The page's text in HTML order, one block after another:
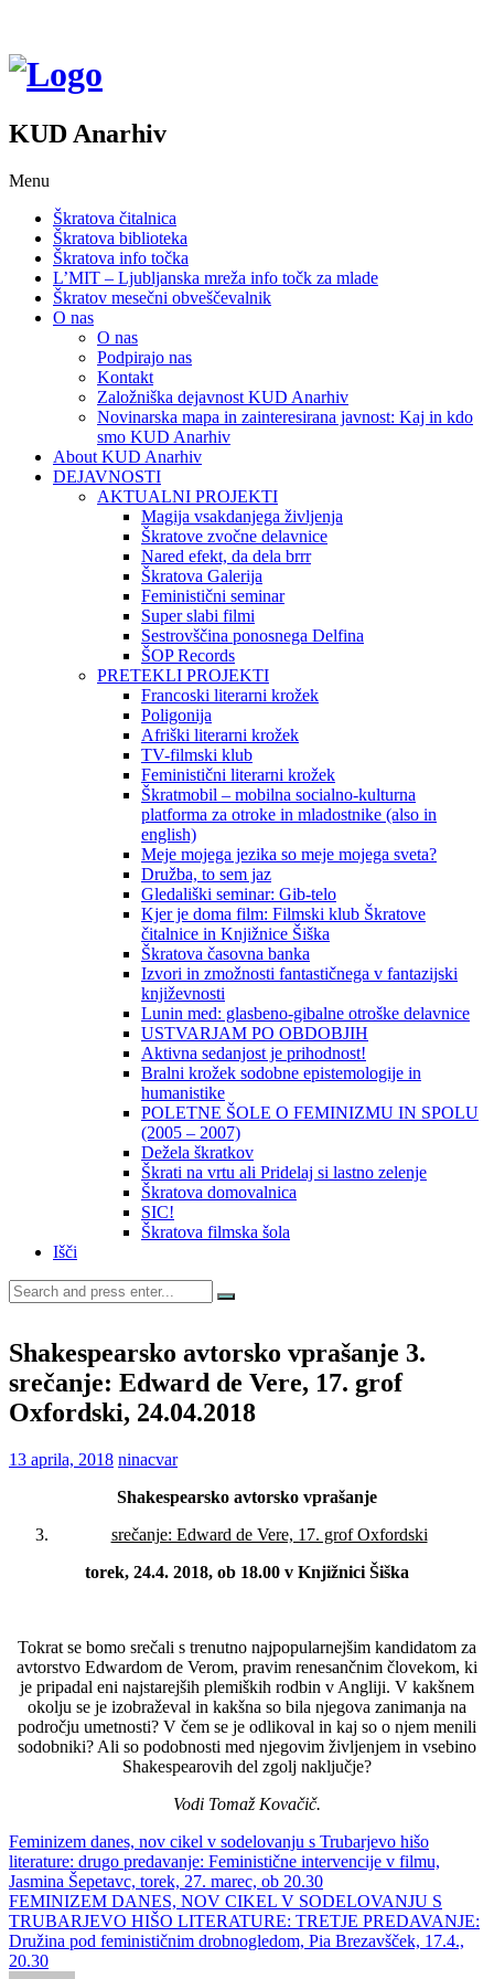
KUD Anarhiv
Menu
Škratova čitalnica
Škratova biblioteka
Škratova info točka
L’MIT – Ljubljanska mreža info točk za mlade
Škratov mesečni obveščevalnik
O nas
O nas
Podpirajo nas
Kontakt
Založniška dejavnost KUD Anarhiv
Novinarska mapa in zainteresirana javnost: Kaj in kdo
smo KUD Anarhiv
About KUD Anarhiv
DEJAVNOSTI
AKTUALNI PROJEKTI
Magija vsakdanjega življenja
Škratove zvočne delavnice
Nared efekt, da dela brrr
Škratova Galerija
Feministični seminar
Super slabi filmi
Sestrovščina ponosnega Delfina
ŠOP Records
PRETEKLI PROJEKTI
Francoski literarni krožek
Poligonija
Afriški literarni krožek
TV-filmski klub
Feministični literarni krožek
Škratmobil – mobilna socialno-kulturna
platforma za otroke in mladostnike (also in
english)
Meje mojega jezika so meje mojega sveta?
Družba, to sem jaz
Gledališki seminar: Gib-telo
Kjer je doma film: Filmski klub Škratove
čitalnice in Knjižnice Šiška
Škratova časovna banka
Izvori in zmožnosti fantastičnega v fantazijski
književnosti
Lunin med: glasbeno-gibalne otroške delavnice
USTVARJAM PO OBDOBJIH
Aktivna sedanjost je prihodnost!
Bralni krožek sodobne epistemologije in
humanistike
POLETNE ŠOLE O FEMINIZMU IN SPOLU
(2005 – 2007)
Dežela škratkov
Škrati na vrtu ali Pridelaj si lastno zelenje
Škratova domovalnica
SIC!
Škratova filmska šola
Išči
Search
for:
Shakespearsko avtorsko vprašanje 3.
srečanje: Edward de Vere, 17. grof
Oxfordski, 24.04.2018
13 aprila, 2018 ninacvar
Shakespearsko avtorsko vprašanje
srečanje: Edward de Vere, 17. grof Oxfordski
torek, 24.4. 2018, ob 18.00 v Knjižnici Šiška
Tokrat se bomo srečali s trenutno najpopularnejšim kandidatom za
avtorstvo Edwardom de Verom, pravim renesančnim človekom, ki
je pripadal eni najstarejših plemiških rodbin v Angliji. V kakšnem
okolju se je izobraževal in kakšna so bila njegova zanimanja na
področju umetnosti? V čem se je odlikoval in kaj so o njem menili
sodobniki? Ali so podobnosti med njegovim življenjem in vsebino
Shakespearovih del zgolj naključje?
Vodi Tomaž Kovačič.
Post
navigation
Feminizem danes, nov cikel v sodelovanju s Trubarjevo hišo
literature: drugo predavanje: Feministične intervencije v filmu,
Jasmina Šepetavc, torek, 27. marec, ob 20.30
FEMINIZEM DANES, NOV CIKEL V SODELOVANJU S
TRUBARJEVO HIŠO LITERATURE: TRETJE PREDAVANJE:
Družina pod feminističnim drobnogledom, Pia Brezavšček, 17.4.,
20.30